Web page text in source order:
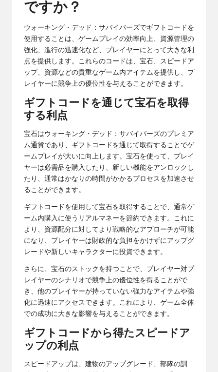
ですか？
ウォーキング・デッド：サバイバーズでギフトコードを
使用することは、ゲームプレイの効率向上、資源管理の
強化、進行の迅速化など、プレイヤーにとって大きな利
点を提供します。これらのコードは、宝石、スピードア
ップ、資源などの貴重なゲーム内アイテムを提供し、プ
レイヤーに競争上の優位性を与えることができます。
ギフトコードを通じて宝石を取得
する利点
宝石はウォーキング・デッド：サバイバーズのプレミア
ム通貨であり、ギフトコードを通じて取得することでゲ
ームプレイが大いに向上します。宝石を使って、プレイ
ヤーは必需品を購入したり、新しい機能をアンロックし
たり、通常はかなりの時間がかかるプロセスを加速させ
ることができます。
ギフトコードを使用して宝石を取得することで、通常ゲ
ーム内購入に使うリアルマネーを節約できます。これに
より、資源配分に対してより戦略的なアプローチが可能
になり、プレイヤーは財政的な負担をかけずにアップグ
レードや新しいキャラクターに投資できます。
さらに、宝石のストックを持つことで、プレイヤー対プ
レイヤーのシナリオで競争上の優位性を得ることがで
き、他のプレイヤーが持っていない強力なアイテムや強
化に迅速にアクセスできます。これにより、ゲーム全体
での成功に大きな影響を与えることができます。
ギフトコードから得たスピードア
ップの利点
スピードアップは、建物のアップグレード、部隊の訓